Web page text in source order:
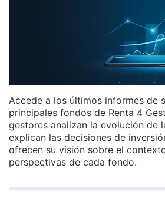
Accede a los últimos informes de
principales fondos de Renta 4
gestores analizan la evolución de
explican las decisiones de
ofrecen su visión sobre el
perspectivas de cada fondo.